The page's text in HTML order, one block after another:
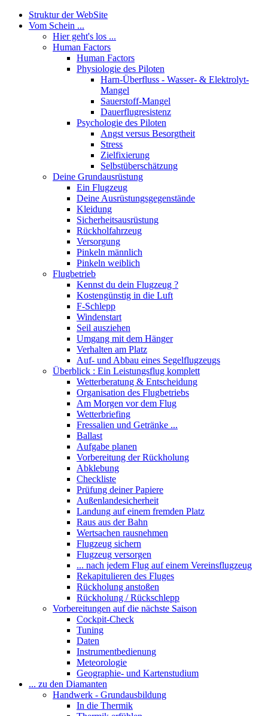
Struktur der WebSite
Vom Schein ...
Hier geht's los ...
Human Factors
Human Factors
Physiologie des Piloten
Harn-Überfluss - Wasser- & Elektrolyt-
Mangel
Sauerstoff-Mangel
Dauerflugresistenz
Psychologie des Piloten
Angst versus Besorgtheit
Stress
Zielfixierung
Selbstüberschätzung
Deine Grundausrüstung
Ein Flugzeug
Deine Ausrüstungsgegenstände
Kleidung
Sicherheitsausrüstung
Rückholfahrzeug
Versorgung
Pinkeln männlich
Pinkeln weiblich
Flugbetrieb
Kennst du dein Flugzeug ?
Kostengünstig in die Luft
F-Schlepp
Windenstart
Seil ausziehen
Umgang mit dem Hänger
Verhalten am Platz
Auf- und Abbau eines Segelflugzeugs
Überblick : Ein Leistungsflug komplett
Wetterberatung & Entscheidung
Organisation des Flugbetriebs
Am Morgen vor dem Flug
Wetterbriefing
Fressalien und Getränke ...
Ballast
Aufgabe planen
Vorbereitung der Rückholung
Abklebung
Checkliste
Prüfung deiner Papiere
Außenlandesicherheit
Landung auf einem fremden Platz
Raus aus der Bahn
Wertsachen rausnehmen
Flugzeug sichern
Flugzeug versorgen
... nach jedem Flug auf einem Vereinsflugzeug
Rekapitulieren des Fluges
Rückholung anstoßen
Rückholung / Rückschlepp
Vorbereitungen auf die nächste Saison
Cockpit-Check
Tuning
Daten
Instrumentbedienung
Meteorologie
Geographie- und Kartenstudium
... zu den Diamanten
Handwerk - Grundausbildung
In die Thermik